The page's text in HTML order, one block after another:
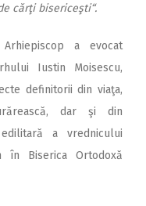
cărţi bisericeşti“.
a evocat
Iustin Moisescu,
definitorii din viaţa,
dar şi din
a vrednicului
în Biserica Ortodoxă